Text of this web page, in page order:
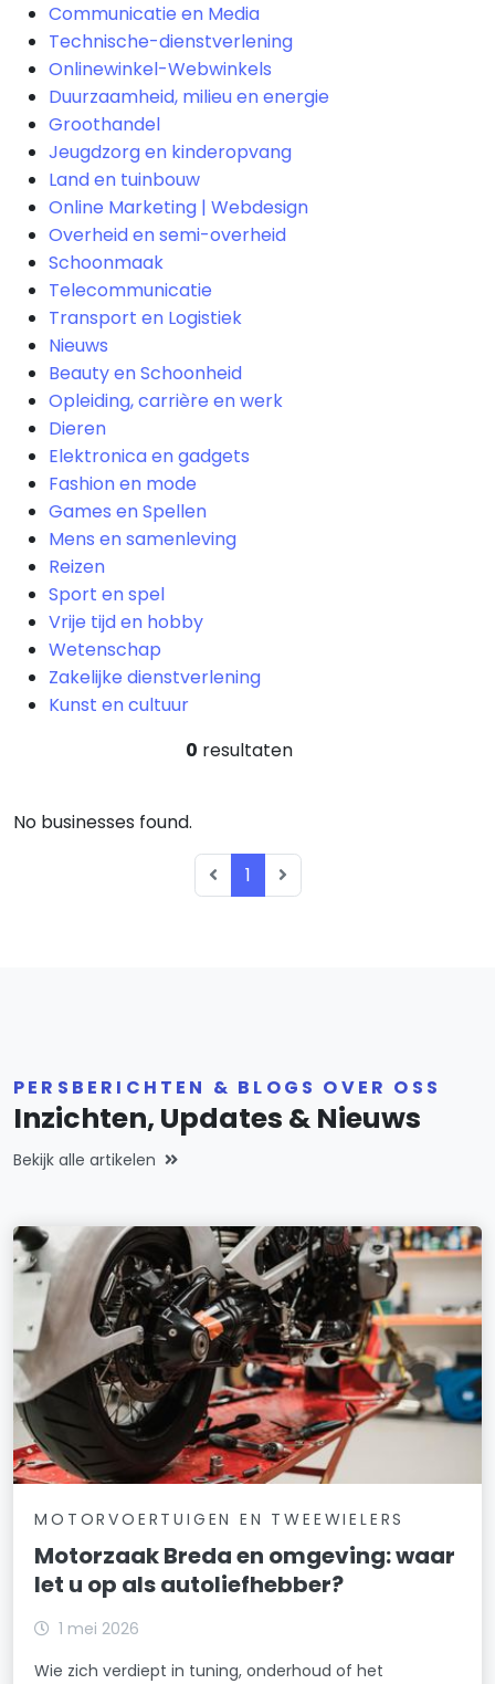
Communicatie en Media
Technische-dienstverlening
Onlinewinkel-Webwinkels
Duurzaamheid, milieu en energie
Groothandel
Jeugdzorg en kinderopvang
Land en tuinbouw
Online Marketing | Webdesign
Overheid en semi-overheid
Schoonmaak
Telecommunicatie
Transport en Logistiek
Nieuws
Beauty en Schoonheid
Opleiding, carrière en werk
Dieren
Elektronica en gadgets
Fashion en mode
Games en Spellen
Mens en samenleving
Reizen
Sport en spel
Vrije tijd en hobby
Wetenschap
Zakelijke dienstverlening
Kunst en cultuur
0 resultaten
No businesses found.
1
PERSBERICHTEN & BLOGS OVER OSS
Inzichten, Updates & Nieuws
Bekijk alle artikelen
MOTORVOERTUIGEN EN TWEEWIELERS
Motorzaak Breda en omgeving: waar
let u op als autoliefhebber?
1 mei 2026
Wie zich verdiept in tuning, onderhoud of het